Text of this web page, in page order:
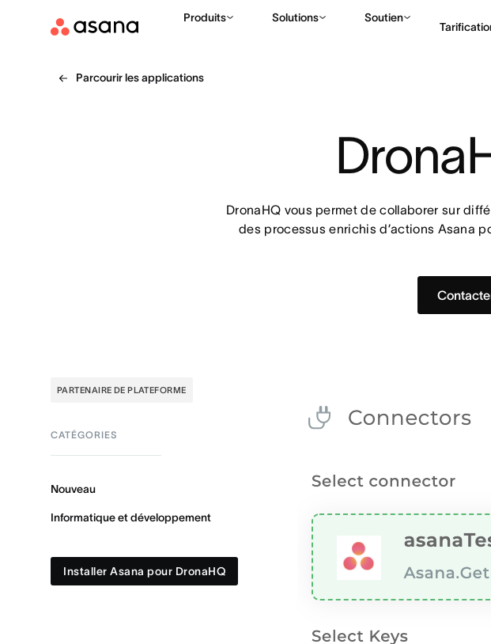
Produits Solutions Soutien
Parcourir les applications
DronaHQ vous permet de collaborer sur
des processus enrichis d’actions Asana
PARTENAIRE DE PLATEFORME
CATÉGORIES
Nouveau
Informatique et développement
Installer Asana pour DronaHQ